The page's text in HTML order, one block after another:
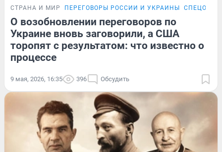
СТРАНА И МИР ПЕРЕГОВОРЫ РОССИИ И УКРАИНЫ
О возобновлении переговоров по
Украине вновь заговорили, а США
торопят с результатом: что известно о
процессе
9 мая, 2026, 16:35 396 Обсудить